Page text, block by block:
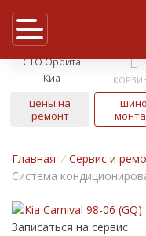
СТО Орбита
Киа
цены на
ремонт
шино
Главная / Cервис и
Система
Записаться на сервис